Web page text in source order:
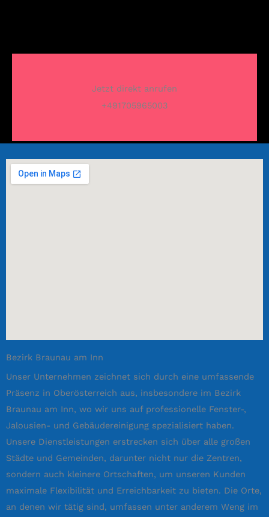
Jetzt direkt anrufen
+491705965003
Bezirk Braunau am Inn
Unser Unternehmen zeichnet sich durch eine umfassende
Präsenz in Oberösterreich aus, insbesondere im Bezirk
Braunau am Inn, wo wir uns auf professionelle Fenster-,
Jalousien- und Gebäudereinigung spezialisiert haben.
Unsere Dienstleistungen erstrecken sich über alle großen
Städte und Gemeinden, darunter nicht nur die Zentren,
sondern auch kleinere Ortschaften, um unseren Kunden
maximale Flexibilität und Erreichbarkeit zu bieten. Die Orte,
an denen wir tätig sind, umfassen unter anderem Weng im